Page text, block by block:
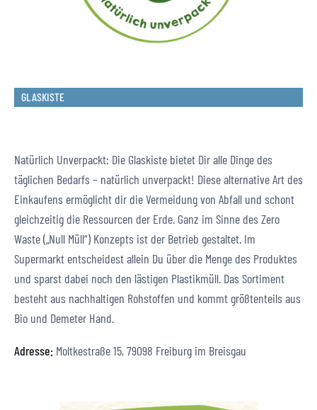
GLASKISTE
Natürlich Unverpackt: Die Glaskiste bietet Dir alle Dinge des
täglichen Bedarfs – natürlich unverpackt! Diese alternative Art des
Einkaufens ermöglicht dir die Vermeidung von Abfall und schont
gleichzeitig die Ressourcen der Erde. Ganz im Sinne des Zero
Waste („Null Müll“) Konzepts ist der Betrieb gestaltet. Im
Supermarkt entscheidest allein Du über die Menge des Produktes
und sparst dabei noch den lästigen Plastikmüll. Das Sortiment
besteht aus nachhaltigen Rohstoffen und kommt größtenteils aus
Bio und Demeter Hand.
Adresse: Moltkestraße 15, 79098 Freiburg im Breisgau